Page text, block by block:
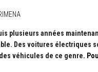
plusieurs années
Des voitures électriques
véhicules de ce genre.